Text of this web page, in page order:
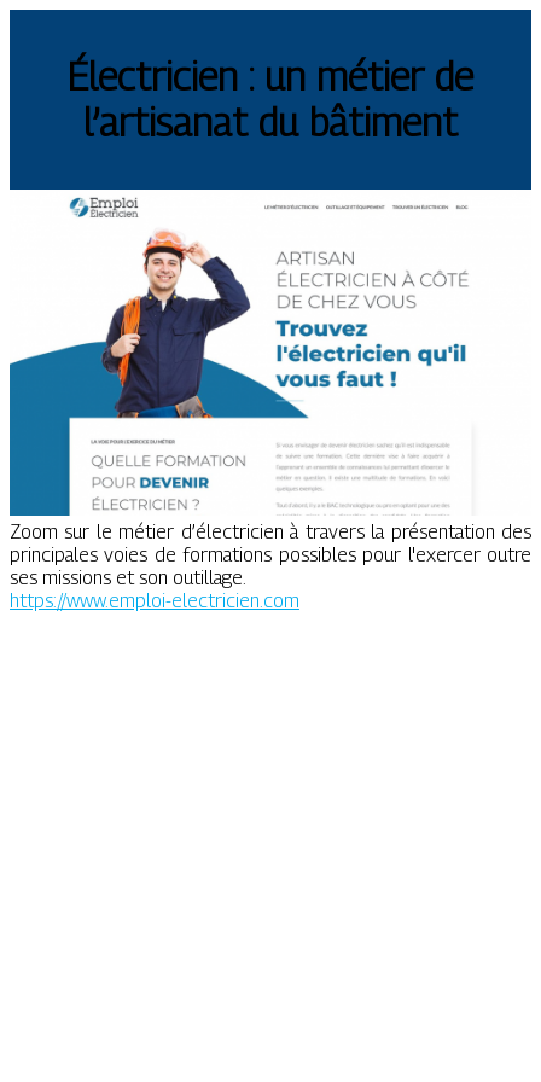
Électricien : un métier de
l’artisanat du bâtiment
Zoom sur le métier d’électricien à travers la présentation des
principales voies de formations possibles pour l'exercer outre
ses missions et son outillage.
https://www.emploi-electricien.com